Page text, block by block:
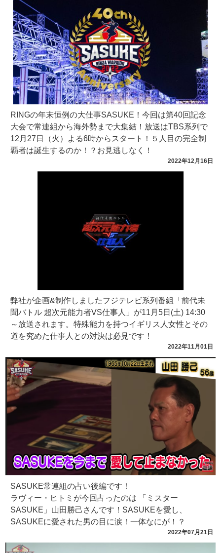
2022年12月16日
RINGの年末恒例の大仕事SASUKE！今回は第40回記念
大会で常連組から海外勢まで大集結！放送はTBS系列で
12月27日（火）よる6時からスタート！５人目の完全制
覇者は誕生するのか！？お見逃しなく！
2022年11月01日
弊社が企画&制作しましたフジテレビ系列番組「前代未
聞バトル 超次元能力者VS仕事人」が11月5日(土) 14:30
～放送されます。特殊能力を持つイギリス人女性とその
道を究めた仕事人との対決は必見です！
2022年07月21日
SASUKE常連組の占い後編です！
ラヴィー・ヒトミが今回占ったのは 「ミスター
SASUKE」山田勝己さんです！SASUKEを愛し、
SASUKEに愛された男の目に涙！一体なにが！？